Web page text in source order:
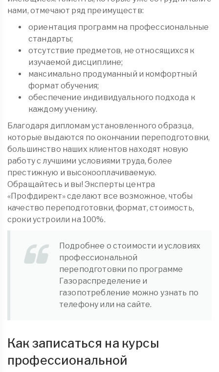
нами, отмечают ряд преимуществ:
ориентация программ на профессиональные
стандарты;
отсутствие предметов, не относящихся к
изучаемой дисциплине;
максимально продуманный и комфортный
формат обучения;
обеспечение индивидуального подхода к
каждому ученику.
Благодаря дипломам установленного образца,
которые выдаются по окончании переподготовки,
большинство наших клиентов находят новую
работу с лучшими условиями труда, более
престижную и высокооплачиваемую.
Обращайтесь и вы! Эксперты центра
«Профдирект» сделают все возможное, чтобы
качество переподготовки, формат, стоимость,
сроки устроили на 100%.
Подробнее о стоимости и условиях
профессиональной
переподготовки по программе
Газораспределение и
газопотребление можно узнать по
телефону или на сайте.
Как записаться на курсы
профессиональной